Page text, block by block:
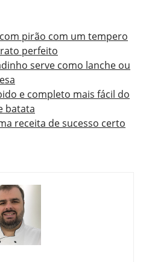
pirão com um tempero
perfeito
serve como lanche ou
e completo mais fácil do
batata
receita de sucesso certo